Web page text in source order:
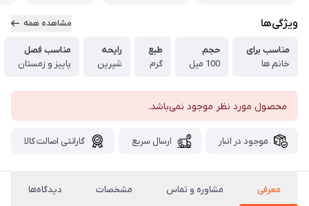
ویژگی‌ها مشاهده همه
مناسب برای
خانم ها
حجم
100 میل
طبع
گرم
رایحه
شیرین
مناسب فصل
پاییز و زمستان
محصول مورد نظر موجود نمی‌باشد.
موجود در انبار ارسال سریع گارانتی اصالت کالا
معرفی مشاوره و تماس مشخصات دیدگاه‌ها